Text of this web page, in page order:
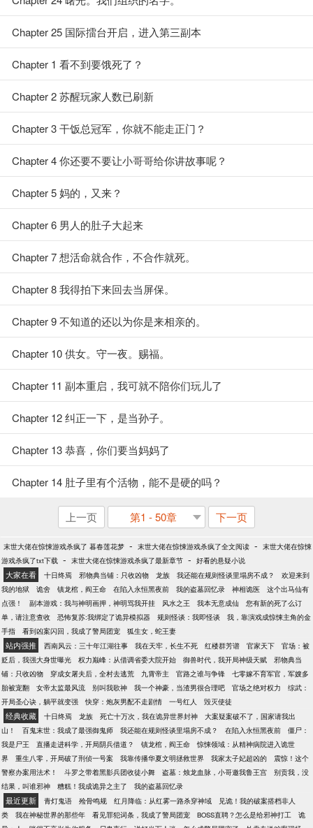
Chapter 25 国际擂台开启，进入第三副本
Chapter 1 看不到要饿死了？
Chapter 2 苏醒玩家人数已刷新
Chapter 3 干饭总冠军，你就不能走正门？
Chapter 4 你还要不要让小哥哥给你讲故事呢？
Chapter 5 妈的，又来？
Chapter 6 男人的肚子大起来
Chapter 7 想活命就合作，不合作就死。
Chapter 8 我得拍下来回去当屏保。
Chapter 9 不知道的还以为你是来相亲的。
Chapter 10 供女。守一夜。赐福。
Chapter 11 副本重启，我可就不陪你们玩儿了
Chapter 12 纠正一下，是当孙子。
Chapter 13 恭喜，你们要当妈妈了
Chapter 14 肚子里有个活物，能不是硬的吗？
上一页 第1 - 50章 下一页
末世大佬在惊悚游戏杀疯了 暮春莲花梦 - 末世大佬在惊悚游戏杀疯了全文阅读 - 末世大佬在惊悚
游戏杀疯了txt下载 - 末世大佬在惊悚游戏杀疯了最新章节 - 好看的悬疑小说
大家在看 十日终焉 邪物典当铺：只收凶物 龙族 我还能在规则怪谈里塌房不成？
欢迎来到
我的地狱
诡舍 镇龙棺，阎王命 在陷入永恒黑夜前 我的盗墓回忆录 神相诡医
这个出马仙有
点强！
副本游戏：我与神明画押，神明骂我开挂 风水之王 我本无意成仙
您有新的死了么订
单，请注意查收
恐怖复苏:我绑定了诡异模拟器 规则怪谈：我即怪谈
我，靠演戏成惊悚主角的金
手指
看到凶案闪回，我成了警局团宠 狐生女，蛇王妻
站内强推 西南风云：三十年江湖往事 我在天牢，长生不死 红楼群芳谱 官家天下
官场：被
贬后，我强大身世曝光
权力巅峰：从借调省委大院开始 御兽时代，我开局神级天赋
邪物典当
铺：只收凶物
穿成女屠夫后，全村去逃荒 九霄帝主 官路之谁与争锋
七零嫁不育军官，军嫂多
胎被宠翻
女帝太监最风流 别叫我歌神 我一个神豪，当渣男很合理吧 官场之绝对权力
综武：
开局圣心诀，躺平就变强
快穿：炮灰男配不走剧情 一号红人 毁灭使徒
经典收藏 十日终焉 龙族 死亡十万次，我在诡异世界封神
大案疑案破不了，国家请我出
山！
百鬼末世：我成了最强御鬼师 我还能在规则怪谈里塌房不成？ 在陷入永恒黑夜前
僵尸：
我是尸王
直播走进科学，开局阴兵借道？ 镇龙棺，阎王命
惊悚领域：从精神病院进入诡世
界
重生八零，开局破了刑侦一号案 我靠传播华夏文明拯救世界 我家太子妃超凶的
震惊！这个
警察办案用法术！
斗罗之带着黑影兵团收徒小舞 盗墓：烛龙血脉，小哥邀我鲁王宫
别贡我，没
结果，叫谁邪神
糟糕！我成诡异之主了 我的盗墓回忆录
最近更新 青灯鬼语 殓骨鸣规 红月降临：从红雾一路杀穿神域
见诡！我的破案搭档非人
类
我在神秘世界的那些年 看见罪犯词条，我成了警局团宠 BOSS直聘？怎么是给邪神打工
诡